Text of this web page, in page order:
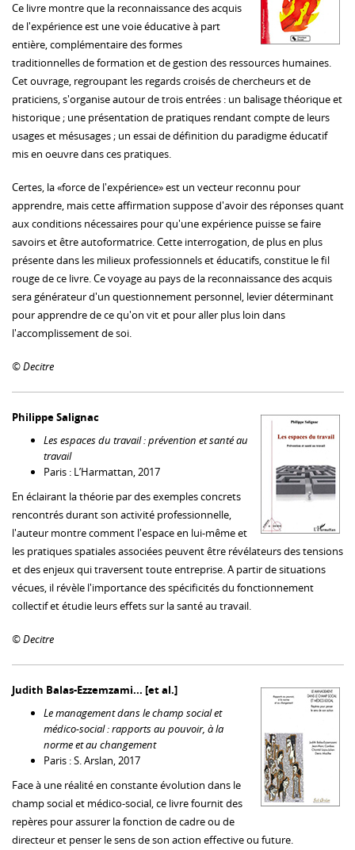
Ce livre montre que la reconnaissance des acquis
de l'expérience est une voie éducative à part
entière, complémentaire des formes
traditionnelles de formation et de gestion des ressources humaines.
Cet ouvrage, regroupant les regards croisés de chercheurs et de
praticiens, s'organise autour de trois entrées : un balisage théorique et
historique ; une présentation de pratiques rendant compte de leurs
usages et mésusages ; un essai de définition du paradigme éducatif
mis en oeuvre dans ces pratiques.
Certes, la «force de l'expérience» est un vecteur reconnu pour
apprendre, mais cette affirmation suppose d'avoir des réponses quant
aux conditions nécessaires pour qu'une expérience puisse se faire
savoirs et être autoformatrice. Cette interrogation, de plus en plus
présente dans les milieux professionnels et éducatifs, constitue le fil
rouge de ce livre. Ce voyage au pays de la reconnaissance des acquis
sera générateur d'un questionnement personnel, levier déterminant
pour apprendre de ce qu'on vit et pour aller plus loin dans
l'accomplissement de soi.
© Decitre
Philippe Salignac
Les espaces du travail : prévention et santé au
travail
Paris : L’Harmattan, 2017
En éclairant la théorie par des exemples concrets
rencontrés durant son activité professionnelle,
l'auteur montre comment l'espace en lui-même et
les pratiques spatiales associées peuvent être révélateurs des tensions
et des enjeux qui traversent toute entreprise. A partir de situations
vécues, il révèle l'importance des spécificités du fonctionnement
collectif et étudie leurs effets sur la santé au travail.
© Decitre
Judith Balas-Ezzemzami... [et al.]
Le management dans le champ social et
médico-social : rapports au pouvoir, à la
norme et au changement
Paris : S. Arslan, 2017
Face à une réalité en constante évolution dans le
champ social et médico-social, ce livre fournit des
repères pour assurer la fonction de cadre ou de
directeur et penser le sens de son action effective ou future.